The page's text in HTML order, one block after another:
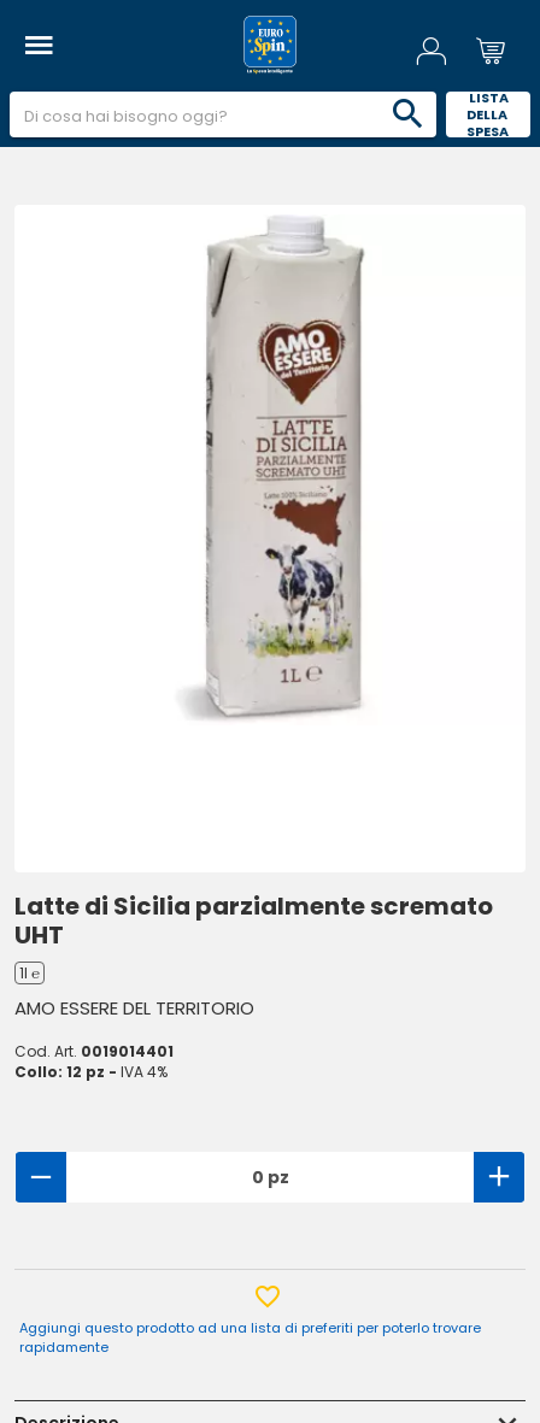
LISTA
DELLA
SPESA
Latte di Sicilia parzialmente scremato
UHT
1l ℮
AMO ESSERE DEL TERRITORIO
Cod. Art. 0019014401
Collo: 12 pz - IVA 4%
0 pz
Aggiungi questo prodotto ad una lista di preferiti per poterlo trovare
rapidamente